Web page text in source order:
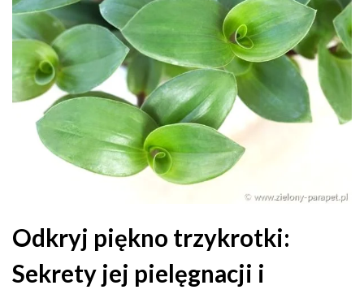
Odkryj piękno trzykrotki:
Sekrety jej pielęgnacji i